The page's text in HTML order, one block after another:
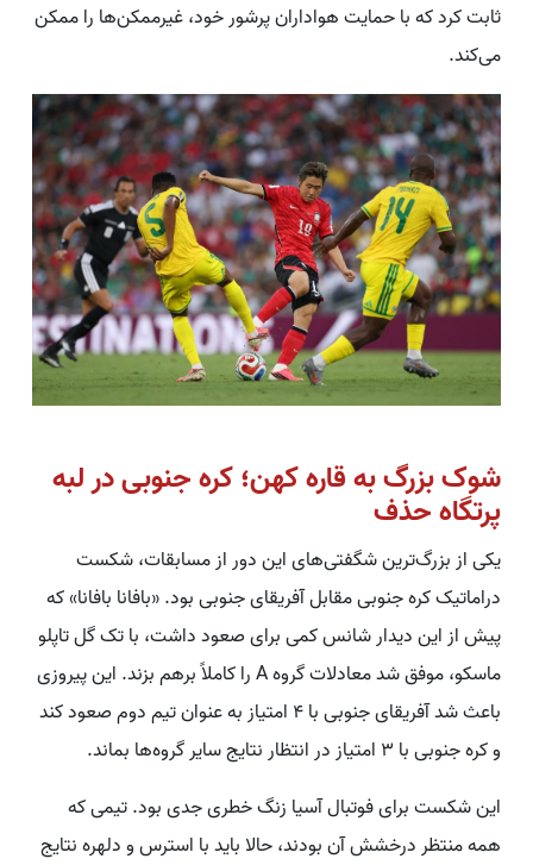
ثابت کرد که با حمایت هواداران پرشور خود، غیرممکن‌ها را ممکن
می‌کند.
شوک بزرگ به قاره کهن؛ کره جنوبی در لبه
پرتگاه حذف
یکی از بزرگ‌ترین شگفتی‌های این دور از مسابقات، شکست
دراماتیک کره جنوبی مقابل آفریقای جنوبی بود. «بافانا بافانا» که
پیش از این دیدار شانس کمی برای صعود داشت، با تک گل تاپلو
ماسکو، موفق شد معادلات گروه A را کاملاً برهم بزند. این پیروزی
باعث شد آفریقای جنوبی با ۴ امتیاز به عنوان تیم دوم صعود کند
و کره جنوبی با ۳ امتیاز در انتظار نتایج سایر گروه‌ها بماند.
این شکست برای فوتبال آسیا زنگ خطری جدی بود. تیمی که
همه منتظر درخشش آن بودند، حالا باید با استرس و دلهره نتایج